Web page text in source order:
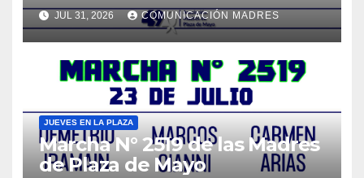
JUL 31, 2026 COMUNICACIÓN MADRES
JUEVES EN LA PLAZA
Marcha N° 2519 de las Madres
de Plaza de Mayo